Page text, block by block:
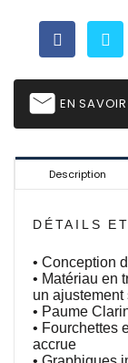
email EN
Description
DÉTAILS
• Conception
• Matériau en
un ajustement
• Paume
• Fourchettes
accrue